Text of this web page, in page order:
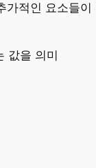
가적인 요소들
값을 의미